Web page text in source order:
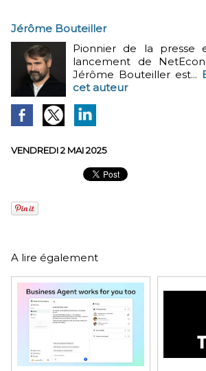
Jérôme Bouteiller
Pionnier de la presse
lancement de
Jérôme Bouteiller est...
cet auteur
VENDREDI 2 MAI 2025
A lire également